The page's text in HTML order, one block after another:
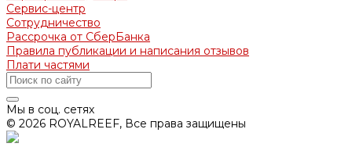
Сервис-центр
Сотрудничество
Рассрочка от СберБанка
Правила публикации и написания отзывов
Плати частями
Мы в соц. сетях
© 2026 ROYALREEF, Все права защищены